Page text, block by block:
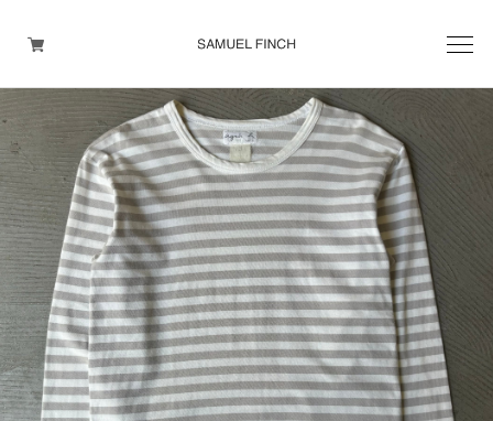
Men's
Maison Martin Margiela
Helmut Lang
Yohji Yamamoto
Other brands